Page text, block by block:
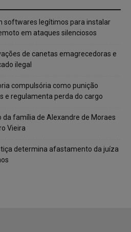
softwares legítimos para instalar
em ataques silenciosos
de canetas emagrecedoras e
ilegal
compulsória como punição
e regulamenta perda do cargo
da família de Alexandre de Moraes
Vieira
determina afastamento da juíza